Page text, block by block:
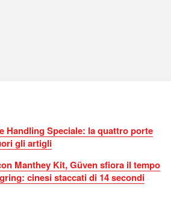
Handling Speciale: la quattro porte
gli artigli
Manthey Kit, Güven sfiora il tempo
cinesi staccati di 14 secondi